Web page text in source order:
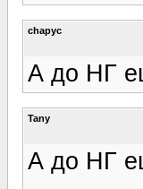
chapyc
А до НГ
Tany
А до НГ